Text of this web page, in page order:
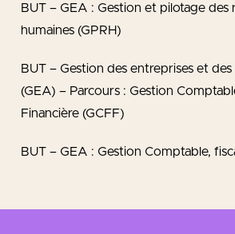
BUT – GEA : Gestion et pilotage des
humaines (GPRH)
BUT – Gestion des entreprises et
(GEA) – Parcours : Gestion
Financière (GCFF)
BUT – GEA : Gestion Comptable,